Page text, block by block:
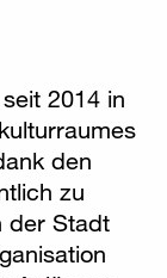
2014 in
den
zu
der Stadt